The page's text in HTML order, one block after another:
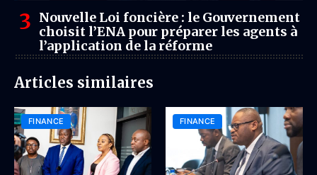
Nouvelle Loi foncière : le Gouvernement
choisit l’ENA pour préparer les agents à
l’application de la réforme
Articles similaires
FINANCE FINANCE